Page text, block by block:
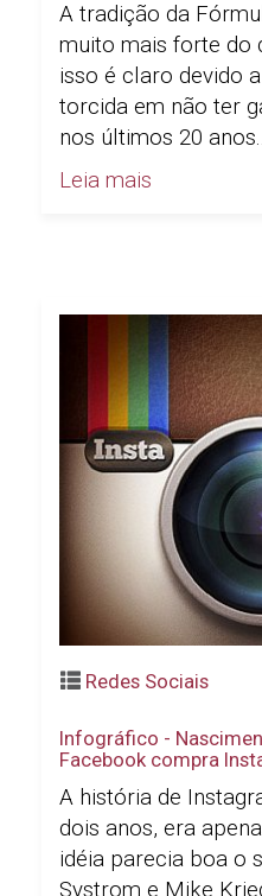
A tradição da
muito mais forte do
isso é claro devido
torcida em não ter
nos últimos 20
Leia mais
Redes Sociais
Infográfico -
Facebook compra
A história de
dois anos, era
idéia parecia boa o
Systrom e Mike